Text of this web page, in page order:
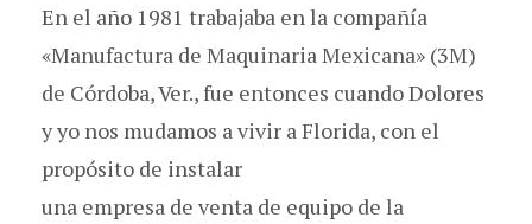
En el año 1981 trabajaba en la compañía
«Manufactura de Maquinaria Mexicana» (3M)
de Córdoba, Ver., fue entonces cuando Dolores
y yo nos mudamos a vivir a Florida, con el
propósito de instalar
una empresa de venta de equipo de la